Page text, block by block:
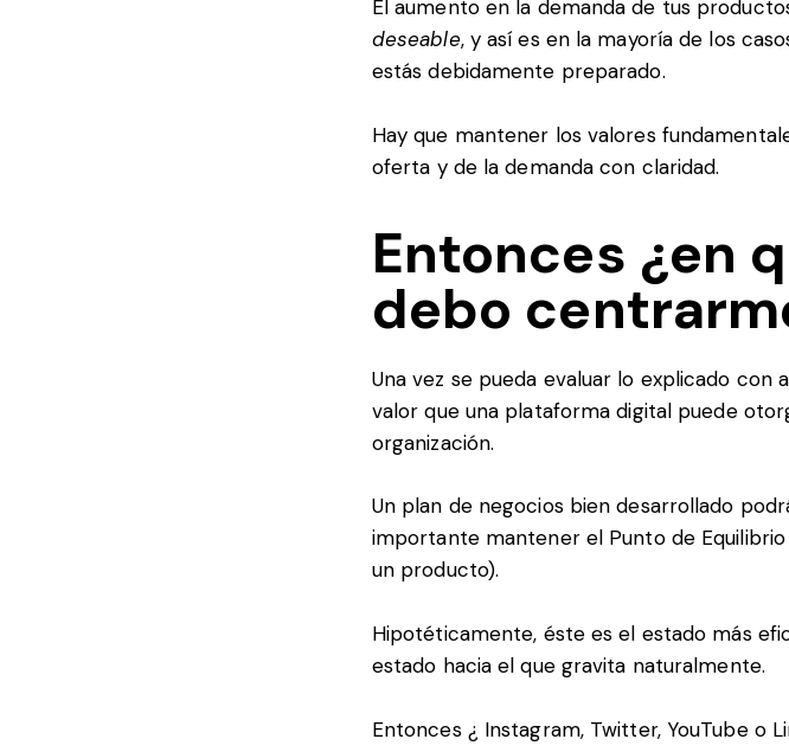
El aumento en la demanda de tus
deseable, y así es en la mayoría de los
estás debidamente preparado.
Hay que mantener los valores
oferta y de la demanda con claridad.
Entonces ¿en
debo
Una vez se pueda evaluar lo explicado
valor que una plataforma digital puede
organización.
Un plan de negocios bien desarrollado
importante mantener el Punto de
un producto).
Hipotéticamente, éste es el estado más
estado hacia el que gravita naturalmente.
Entonces ¿ Instagram, Twitter, YouTube o